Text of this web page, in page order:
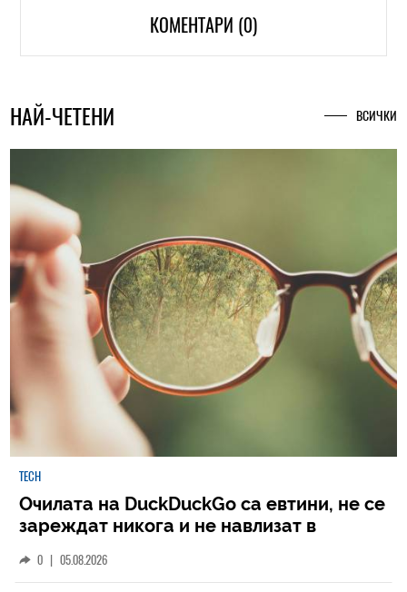
КОМЕНТАРИ (0)
НАЙ-ЧЕТЕНИ ВСИЧКИ
TECH
Очилата на DuckDuckGo са евтини, не се
зареждат никога и не навлизат в
чуждото
0 | 05.08.2026